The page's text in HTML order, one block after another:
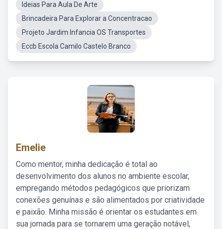
Ideias Para Aula De Arte
Brincadeira Para Explorar a Concentracao
Projeto Jardim Infancia OS Transportes
Eccb Escola Camilo Castelo Branco
Emelie
Como mentor, minha dedicação é total ao
desenvolvimento dos alunos no ambiente escolar,
empregando métodos pedagógicos que priorizam
conexões genuínas e são alimentados por criatividade
e paixão. Minha missão é orientar os estudantes em
sua jornada para se tornarem uma geração notável,